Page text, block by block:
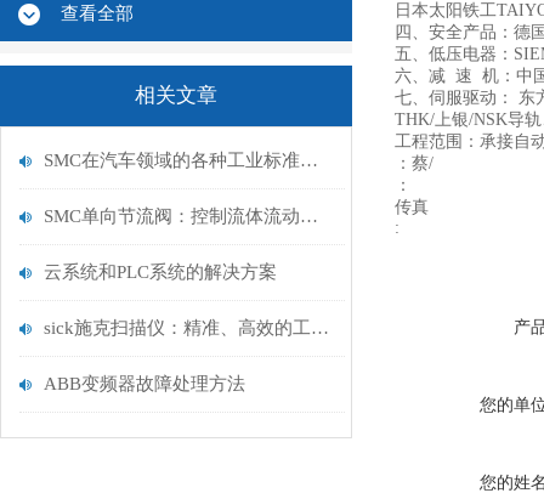
查看全部
相关文章
SMC在汽车领域的各种工业标准产品及战略项目
SMC单向节流阀：控制流体流动的关键元件
云系统和PLC系统的解决方案
sick施克扫描仪：精准、高效的工业视觉解决方案
ABB变频器故障处理方法
日本太阳铁工
四、安全产品：德
五、低压电器：
六、减 速 机：中
七、伺服驱动： 东
THK/上银/NSK导
工程范围：承接自
：蔡/
：
传真
:
产
您的单
您的姓